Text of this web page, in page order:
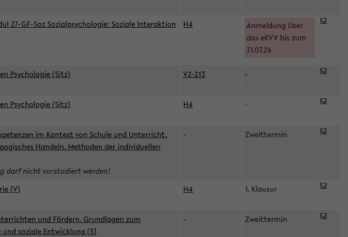
27-GF-Soz Sozialpsychologie: Soziale Interaktion
H4
Anmeldung über
das eKVV bis zum
31.07.26
Psychologie (Sitz) V2-213 -
Psychologie (Sitz) H4 -
im Kontext von Schule und Unterricht.
Handeln. Methoden der individuellen
darf nicht vorstudiert werden!
- Zweittermin
(V) H4 1. Klausur
und Fördern. Grundlagen zum
soziale Entwicklung (S)
- Zweittermin